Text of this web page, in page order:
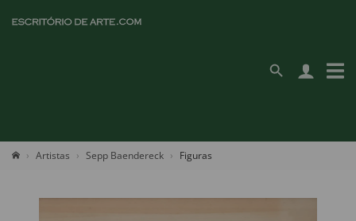
Artistas Sepp Baendereck Figuras